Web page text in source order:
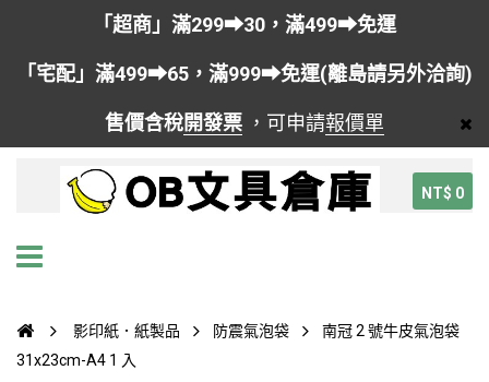
「超商」滿299➡30，滿499➡免運
「宅配」滿499➡65，滿999➡免運(離島請另外洽詢)
售價含稅開發票 ，可申請報價單
NT$ 0
影印紙．紙製品 防震氣泡袋
南冠 2 號牛皮氣泡袋
31x23cm-A4 1 入